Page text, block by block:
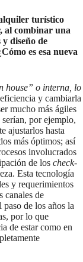
turístico
al combinar una
diseño de
es esa nueva
house” o interna, lo
y cambiarla
mucho más ágiles
por ejemplo,
ajustarlos hasta
más óptimos; así
involucrados
de los check-
Esta tecnología
y requerimientos
canales de
de los años la
por lo que
de estar como en